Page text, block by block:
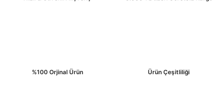
%100 Orjinal Ürün Ürün Çeşitliliği